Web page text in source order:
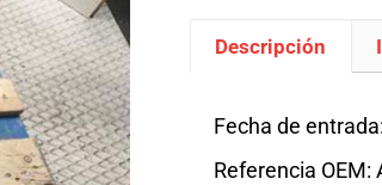
Descripción
Fecha de
Referencia OEM: